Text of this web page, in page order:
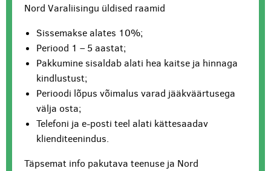
Nord Varaliisingu üldised raamid
Sissemakse alates 10%;
Periood 1 – 5 aastat;
Pakkumine sisaldab alati hea kaitse ja hinnaga
kindlustust;
Perioodi lõpus võimalus varad jääkväärtusega
välja osta;
Telefoni ja e-posti teel alati kättesaadav
klienditeenindus.
Täpsemat info pakutava teenuse ja Nord